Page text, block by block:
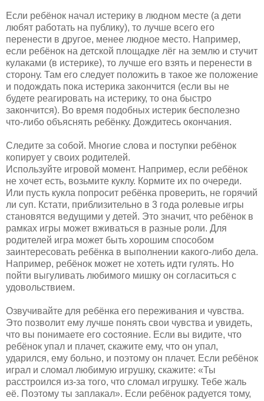
Если ребёнок начал истерику в людном месте (а дети
любят работать на публику), то лучше всего его
перенести в другое, менее людное место. Например,
если ребёнок на детской площадке лёг на землю и стучит
кулаками (в истерике), то лучше его взять и перенести в
сторону. Там его следует положить в такое же положение
и подождать пока истерика закончится (если вы не
будете реагировать на истерику, то она быстро
закончится). Во время подобных истерик бесполезно
что-либо объяснять ребёнку. Дождитесь окончания.
Следите за собой. Многие слова и поступки ребёнок
копирует у своих родителей.
Используйте игровой момент. Например, если ребёнок
не хочет есть, возьмите куклу. Кормите их по очереди.
Или пусть кукла попросит ребёнка проверить, не горячий
ли суп. Кстати, приблизительно в 3 года ролевые игры
становятся ведущими у детей. Это значит, что ребёнок в
рамках игры может вживаться в разные роли. Для
родителей игра может быть хорошим способом
заинтересовать ребёнка в выполнении какого-либо дела.
Например, ребёнок может не хотеть идти гулять. Но
пойти выгуливать любимого мишку он согласиться с
удовольствием.
Озвучивайте для ребёнка его переживания и чувства.
Это позволит ему лучше понять свои чувства и увидеть,
что вы понимаете его состояние. Если вы видите, что
ребёнок упал и плачет, скажите ему, что он упал,
ударился, ему больно, и поэтому он плачет. Если ребёнок
играл и сломал любимую игрушку, скажите: «Ты
расстроился из-за того, что сломал игрушку. Тебе жаль
её. Поэтому ты заплакал». Если ребёнок радуется тому,